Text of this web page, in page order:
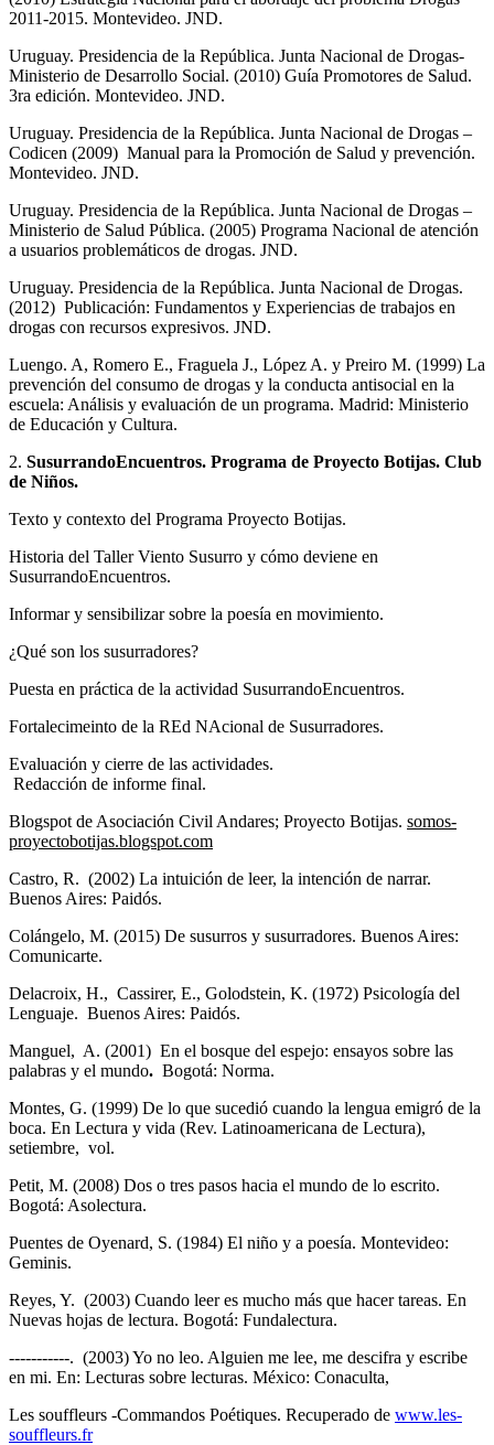
2011-2015. Montevideo. JND.
Uruguay. Presidencia de la República. Junta Nacional de Drogas-
Ministerio de Desarrollo Social. (2010) Guía Promotores de Salud.
3ra edición. Montevideo. JND.
Uruguay. Presidencia de la República. Junta Nacional de Drogas –
Codicen (2009) Manual para la Promoción de Salud y prevención.
Montevideo. JND.
Uruguay. Presidencia de la República. Junta Nacional de Drogas –
Ministerio de Salud Pública. (2005) Programa Nacional de atención
a usuarios problemáticos de drogas. JND.
Uruguay. Presidencia de la República. Junta Nacional de Drogas.
(2012) Publicación: Fundamentos y Experiencias de trabajos en
drogas con recursos expresivos. JND.
Luengo. A, Romero E., Fraguela J., López A. y Preiro M. (1999) La
prevención del consumo de drogas y la conducta antisocial en la
escuela: Análisis y evaluación de un programa. Madrid: Ministerio
de Educación y Cultura.
2. SusurrandoEncuentros. Programa de Proyecto Botijas. Club
de Niños.
Texto y contexto del Programa Proyecto Botijas.
Historia del Taller Viento Susurro y cómo deviene en
SusurrandoEncuentros.
Informar y sensibilizar sobre la poesía en movimiento.
¿Qué son los susurradores?
Puesta en práctica de la actividad SusurrandoEncuentros.
Fortalecimeinto de la REd NAcional de Susurradores.
Evaluación y cierre de las actividades.
Redacción de informe final.
Blogspot de Asociación Civil Andares; Proyecto Botijas. somos-
proyectobotijas.blogspot.com
Castro, R. (2002) La intuición de leer, la intención de narrar.
Buenos Aires: Paidós.
Colángelo, M. (2015) De susurros y susurradores. Buenos Aires:
Comunicarte.
Delacroix, H., Cassirer, E., Golodstein, K. (1972) Psicología del
Lenguaje. Buenos Aires: Paidós.
Manguel, A. (2001) En el bosque del espejo: ensayos sobre las
palabras y el mundo. Bogotá: Norma.
Montes, G. (1999) De lo que sucedió cuando la lengua emigró de la
boca. En Lectura y vida (Rev. Latinoamericana de Lectura),
setiembre, vol.
Petit, M. (2008) Dos o tres pasos hacia el mundo de lo escrito.
Bogotá: Asolectura.
Puentes de Oyenard, S. (1984) El niño y a poesía. Montevideo:
Geminis.
Reyes, Y. (2003) Cuando leer es mucho más que hacer tareas. En
Nuevas hojas de lectura. Bogotá: Fundalectura.
-----------. (2003) Yo no leo. Alguien me lee, me descifra y escribe
en mi. En: Lecturas sobre lecturas. México: Conaculta,
Les souffleurs -Commandos Poétiques. Recuperado de www.les-
souffleurs.fr